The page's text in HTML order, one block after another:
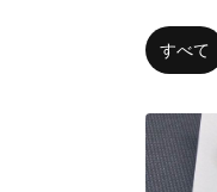
すべて